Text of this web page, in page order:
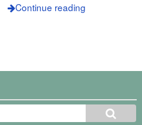
Continue reading